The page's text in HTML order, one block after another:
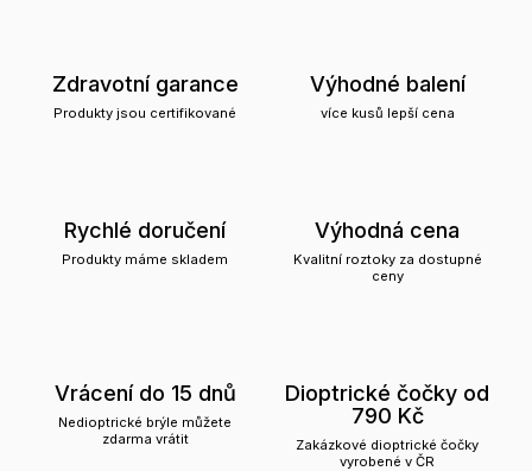
Zdravotní garance
Produkty jsou certifikované
Výhodné balení
více kusů lepší cena
Rychlé doručení
Produkty máme skladem
Výhodná cena
Kvalitní roztoky za dostupné
ceny
Vrácení do 15 dnů
Nedioptrické brýle můžete
zdarma vrátit
Dioptrické čočky od
790 Kč
Zakázkové dioptrické čočky
vyrobené v ČR